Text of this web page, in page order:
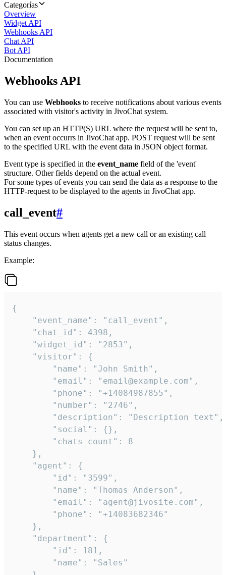
Categorías
Overview
Widget API
Webhooks API
Chat API
Bot API
Documentation
Webhooks API
You can use Webhooks to receive notifications about various events
associated with visitor's activity in JivoChat system.
You can set up an HTTP(S) URL where the request will be sent to,
when an event occurrs in JivoChat app. POST request will be sent
to the specified URL with the event data in JSON object format.
Event type is specified in the event_name field of the 'event'
structure. Other fields depend on the actual event.
For some types of events you can send the data as a response to the
HTTP-request to be displayed to the agents in JivoChat app.
call_event#
This event occurs when agents get a new call or an existing call
status changes.
Example:
{
    "event_name": "call_event",
    "chat_id": 4398,
    "widget_id": "2853",
    "visitor": {
        "name": "John Smith",
        "email": "email@example.com",
        "phone": "+14084987855",
        "number": "2746",
        "description": "Description text",
        "social": {},
        "chats_count": 8
    },
    "agent": {
        "id": "3599",
        "name": "Thomas Anderson",
        "email": "agent@jivosite.com",
        "phone": "+14083682346"
    },
    "department": {
        "id": 181,
        "name": "Sales"